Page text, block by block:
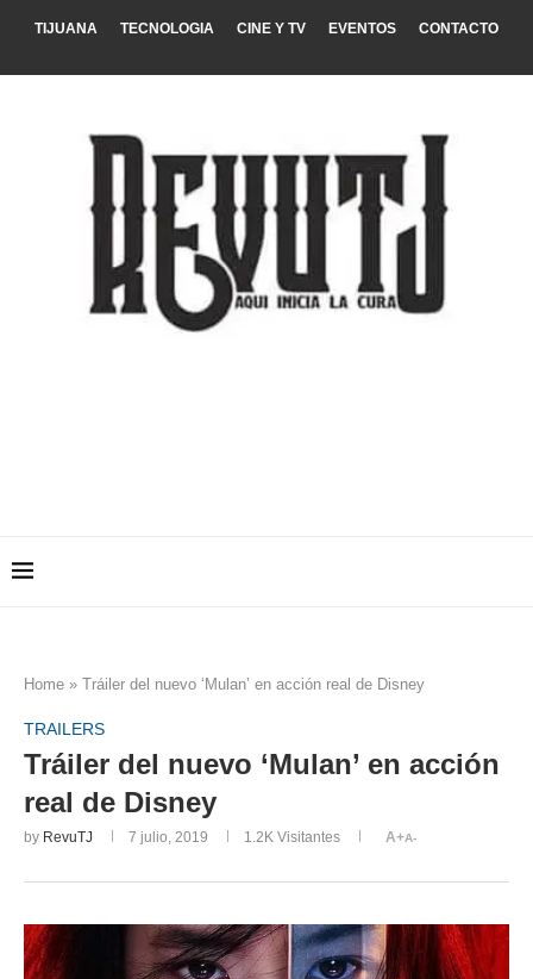
TIJUANA TECNOLOGIA CINE Y TV EVENTOS CONTACTO
Home » Tráiler del nuevo ‘Mulan’ en acción real de Disney
TRAILERS
Tráiler del nuevo ‘Mulan’ en acción
real de Disney
by RevuTJ 7 julio, 2019 1.2K Visitantes A+A-